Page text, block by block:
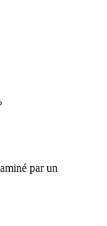
par un